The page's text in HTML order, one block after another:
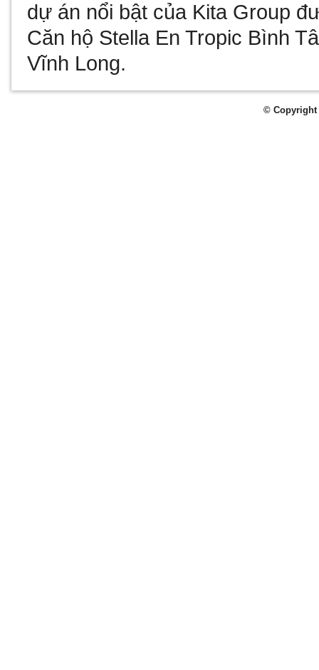
dự án nổi bật của Kita Group
Căn hộ Stella En Tropic Bình
Vĩnh Long.
© Copyright